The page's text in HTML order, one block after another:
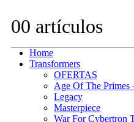
00 artículos
Home
Transformers
OFERTAS
Age Of The Primes
Legacy
Masterpiece
War For Cybertron